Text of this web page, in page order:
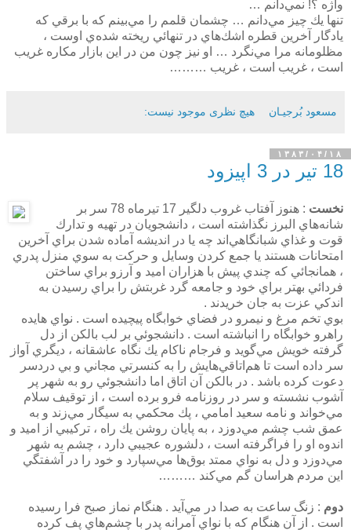
واژه ؟! نمي‌دانم …
تنها يك چيز مي‌دانم … چشمان قلمم را مي‌بينم كه با برقي كه
يادگار آخرين قطره‌ اشك‌هاي در تنهائي ريخته شده‌ي اوست ،
مظلومانه مرا مي‌نگرد … او نيز چون من در اين بازار مكاره غريب
است ، غريب است ،‌ غريب ………
مسعود بُرجيـان هیچ نظری موجود نیست:
۱۳۸۳/۰۴/۱۸
18 تير در 3 اپيزود
نخست
: هنوز آفتاب غروب دلگير 17 تيرماه 78 سر بر
شانه‌هاي البرز نگذاشته است ، دانشجويان در تهيه و تدارك
قوت و غذاي شبانگاهي‌اند چه يا در انديشه آماده شدن براي آخرين
امتحانات هستند يا جمع كردن وسايل و حركت به سوي منزل پدري
، همانجائي كه چندي پيش با هزاران اميد و آرزو براي ساختن
فردائي بهتر براي خود و جامعه گرد غربتش را براي رسيدن به
اندكي عزت به جان خريدند .
بوي تخم مرغ و نيمرو در فضاي خوابگاه پيچيده است . نواي هايده
راهرو خوابگاه را انباشته است . دانشجوئي بر لب بالكن از دل
گرفته خويش مي‌گويد و فرجام ناكام يك نگاه عاشقانه ، ديگري آواز
سر داده است تا هم‌اتاقي‌هايش را به كنسرتي مجاني و بي دردسر
دعوت كرده باشد . در بالكن آن اتاق اما دانشجوئي رو به شهر پر
آشوب نشسته و سر در روزنامه فرو برده است ، از توقيف سلام
مي‌خواند و نامه سعيد امامي ، پك محكمي به سيگار مي‌زند و به
عمق شب چشم مي‌دوزد ، به پايان روشن يك راه ، تركيبي از اميد و
اندوه او را فراگرفته است ، ‌دلشوره عجيبي دارد ، چشم به شهر
مي‌دوزد و دل به نواي ممتد بوق‌ها مي‌سپارد و خود را در آشفتگي
اين مردم هراسان گم مي‌كند ………
دوم : زنگ ساعت به صدا در مي‌آيد . هنگام نماز صبح فرا رسيده
است . از آن هنگام كه با نواي آمرانه پدر با چشم‌هاي پف كرده